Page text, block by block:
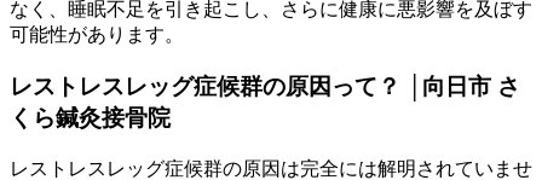
なく、睡眠不足を引き起こし、さらに健康に悪影響を及ぼす
可能性があります。
レストレスレッグ症候群の原因って？ │向日市 さ
くら鍼灸接骨院
レストレスレッグ症候群の原因は完全には解明されていませ